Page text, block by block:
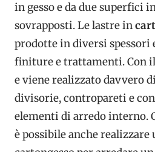
in gesso e da due superfici
sovrapposti. Le lastre in
prodotte in diversi spessori
finiture e trattamenti. Con il
e viene realizzato davvero
divisorie, contropareti e
elementi di arredo interno.
è possibile anche